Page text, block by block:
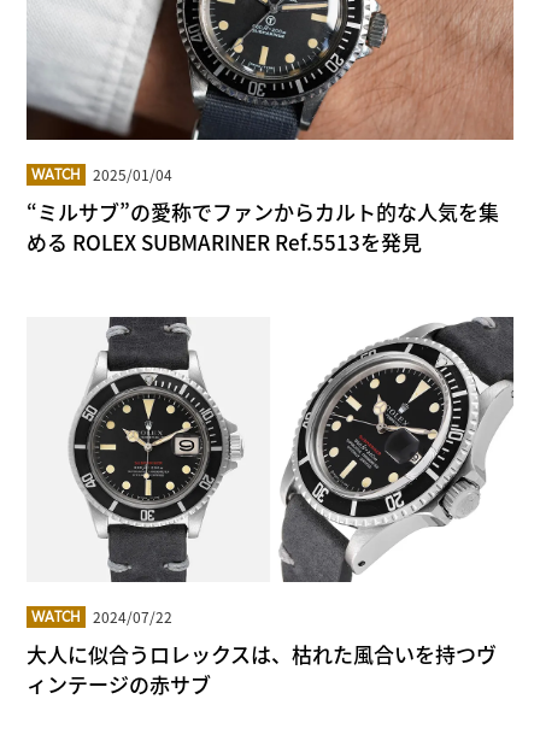
WATCH 2025/01/04
“ミルサブ”の愛称でファンからカルト的な人気を集
める ROLEX SUBMARINER Ref.5513を発見
WATCH 2024/07/22
大人に似合うロレックスは、枯れた風合いを持つヴ
ィンテージの赤サブ